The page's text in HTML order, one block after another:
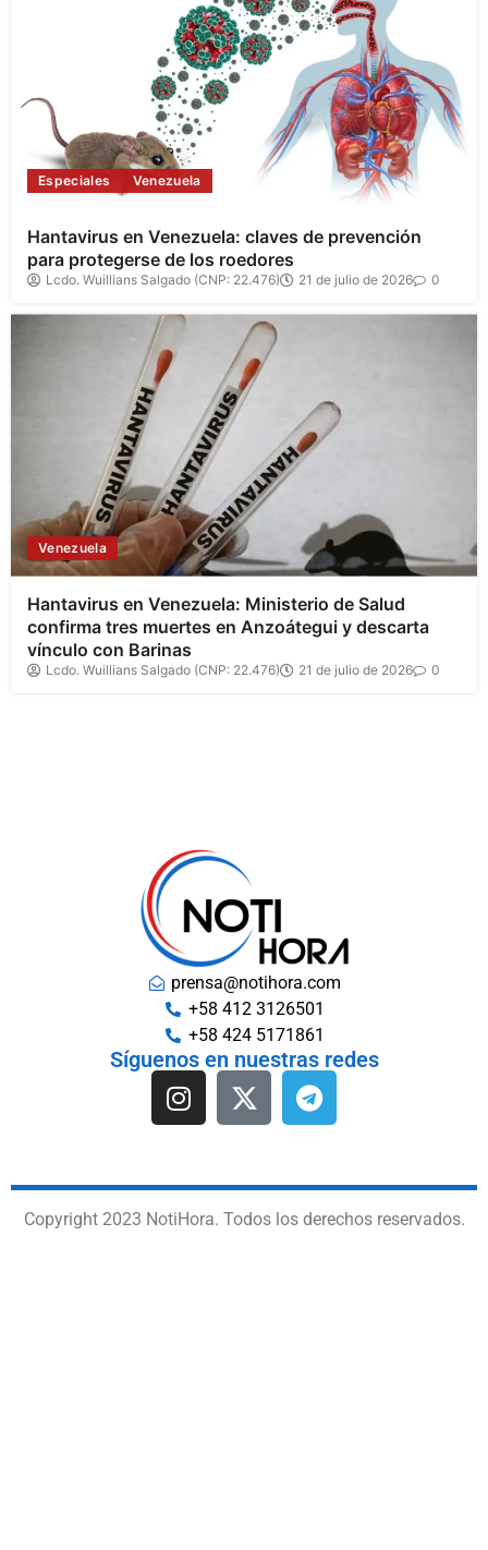
Especiales Venezuela
Hantavirus en Venezuela: claves de prevención
para protegerse de los roedores
Lcdo. Wuillians Salgado (CNP: 22.476) 21 de julio de 2026 0
Venezuela
Hantavirus en Venezuela: Ministerio de Salud
confirma tres muertes en Anzoátegui y descarta
vínculo con Barinas
Lcdo. Wuillians Salgado (CNP: 22.476) 21 de julio de 2026 0
prensa@notihora.com
+58 412 3126501
+58 424 5171861
Síguenos en nuestras redes
Copyright 2023 NotiHora. Todos los derechos reservados.